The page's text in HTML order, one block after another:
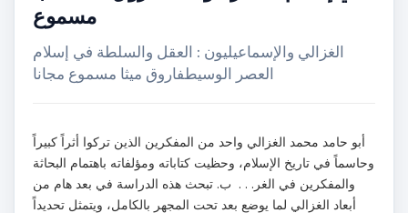
مسموع
الغزالي والإسماعيليون : العقل والسلطة في إسلام
العصر الوسيطفاروق ميثا مسموع مجانا
أبو حامد محمد الغزالي واحد من المفكرين الذين تركوا أثراً كبيراً
وحاسماً في تاريخ الإسلام، وحظيت كتاباته ومؤلفاته باهتمام البحاثة
والمفكرين في الغر. . . ب. تبحث هذه الدراسة في بعد هام من
أبعاد الغزالي لما يوضع بعد تحت المجهر بالكامل، ويتمثل تحديداً